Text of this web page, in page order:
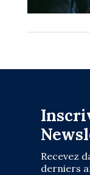
Recevez
derniers